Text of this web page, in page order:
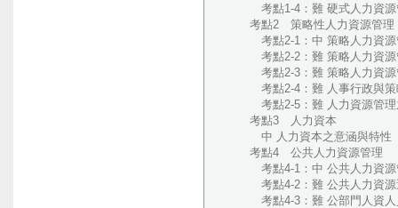
考點1-4：難 硬式人力資源管
考點2 策略性人力資源管理
考點2-1：中 策略人力資源
考點2-2：難 策略人力資源管
考點2-3：難 策略人力資源
考點2-4：難 人事行政與策略
考點2-5：難 人力資源管理之
考點3 人力資本
中 人力資本之意涵與特性（
考點4 公共人力資源管理
考點4-1：中 公共人力資源管
考點4-2：難 公共人力資源
考點4-3：難 公部門人資人員